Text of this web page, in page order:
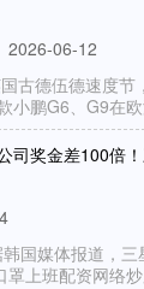
2026-06-12
古德伍德速度节
小鹏G6、G9在
司奖金差100倍
国媒体报道，
罩上班配资网络